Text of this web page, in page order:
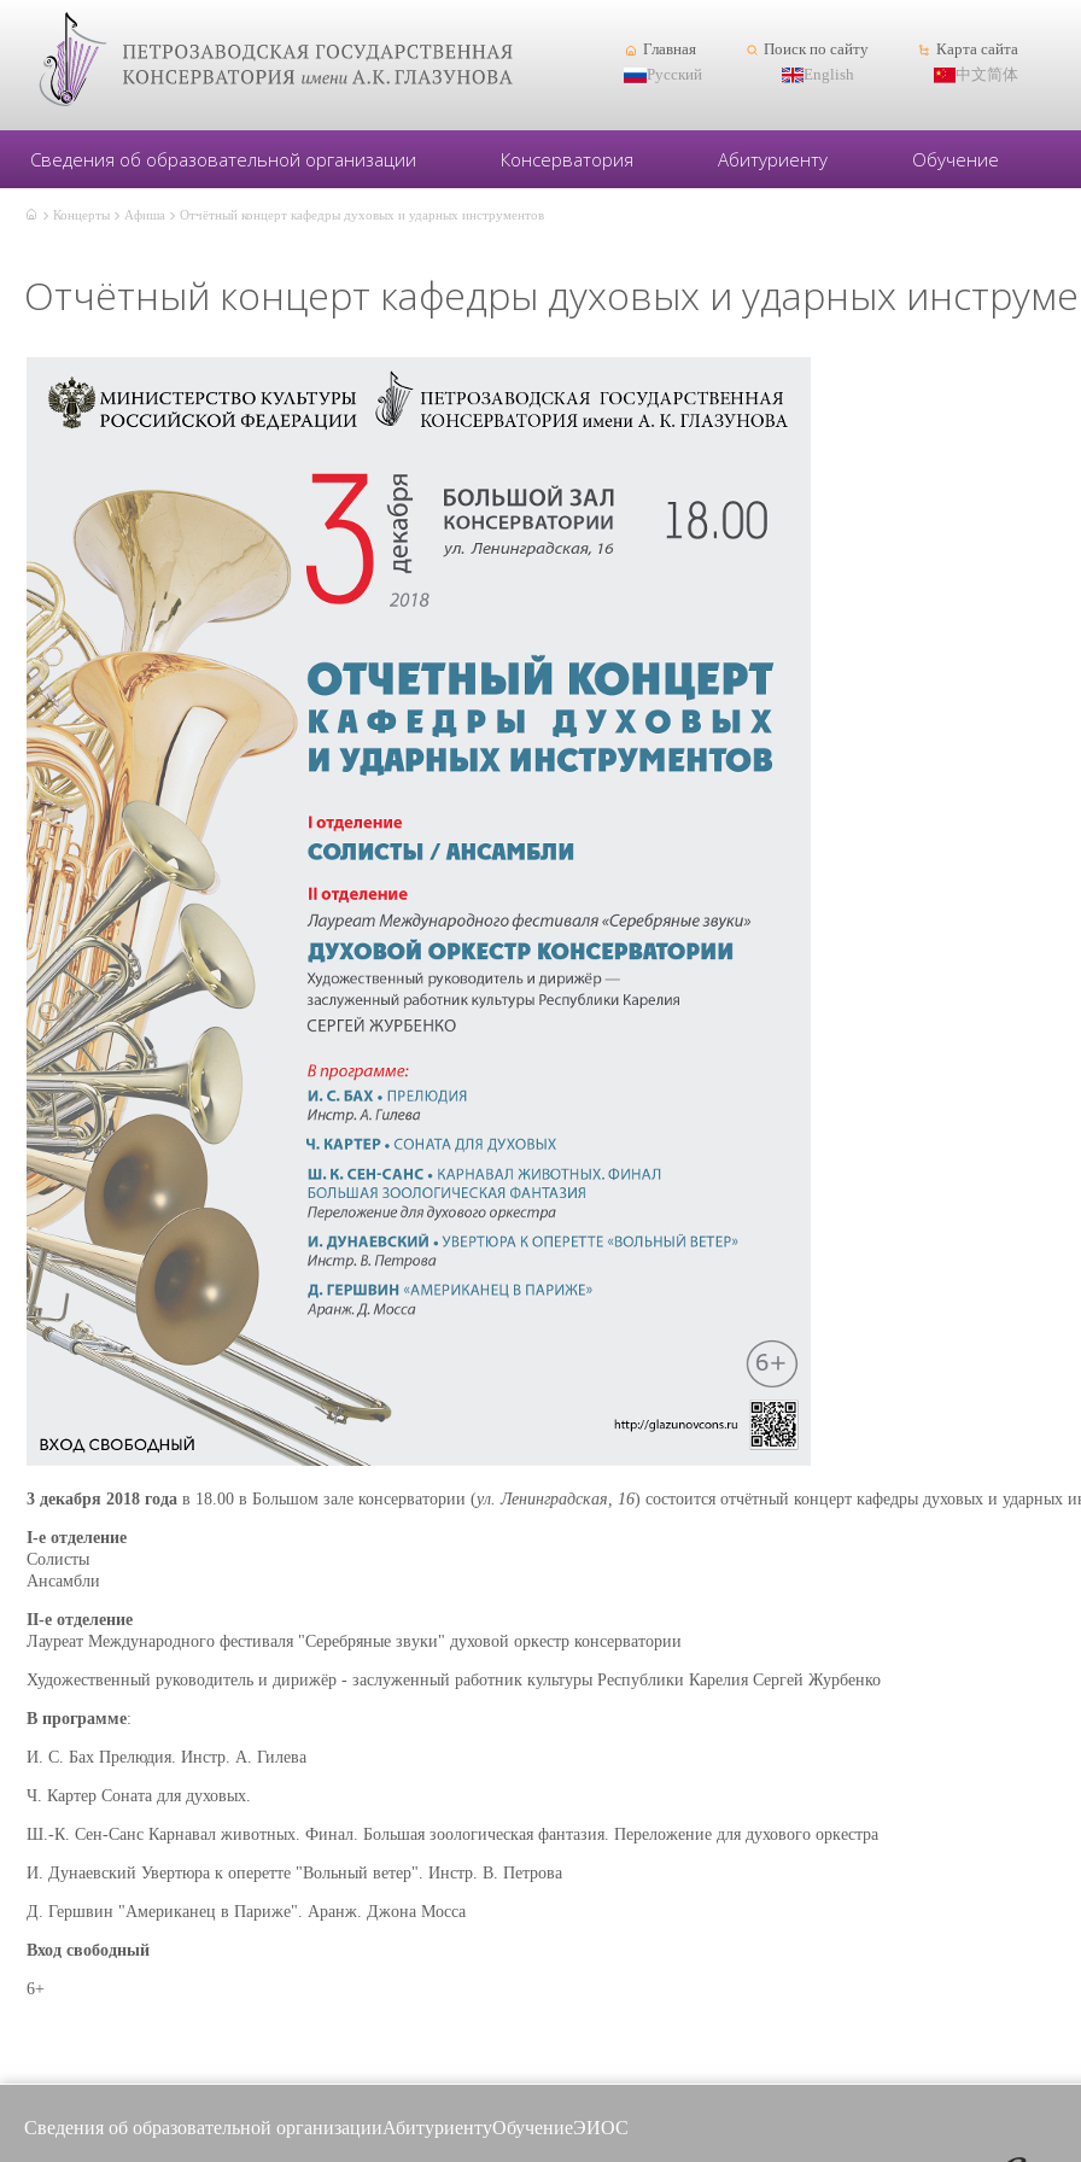
Главная Поиск по сайту
Карта сайта
Русский
English 中文简体
Сведения об образовательной организации Консерватория Абитуриенту Обучение
Концерты Афиша Отчётный концерт кафедры духовых и ударных инструментов
Отчётный концерт кафедры духовых и ударных
3 декабря 2018 года в 18.00 в Большом зале консерватории (ул. Ленинградская, 16) состоится отчётный концерт кафедры духовых и ударных
I-е отделение
Солисты
Ансамбли
II-е отделение
Лауреат Международного фестиваля "Серебряные звуки" духовой оркестр консерватории
Художественный руководитель и дирижёр - заслуженный работник культуры Республики Карелия Сергей Журбенко
В программе:
И. С. Бах Прелюдия. Инстр. А. Гилева
Ч. Картер Соната для духовых.
Ш.-К. Сен-Санс Карнавал животных. Финал. Большая зоологическая фантазия. Переложение для духового оркестра
И. Дунаевский Увертюра к оперетте "Вольный ветер". Инстр. В. Петрова
Д. Гершвин "Американец в Париже". Аранж. Джона Мосса
Вход свободный
6+
Сведения об образовательной организацииАбитуриентуОбучениеЭИОС